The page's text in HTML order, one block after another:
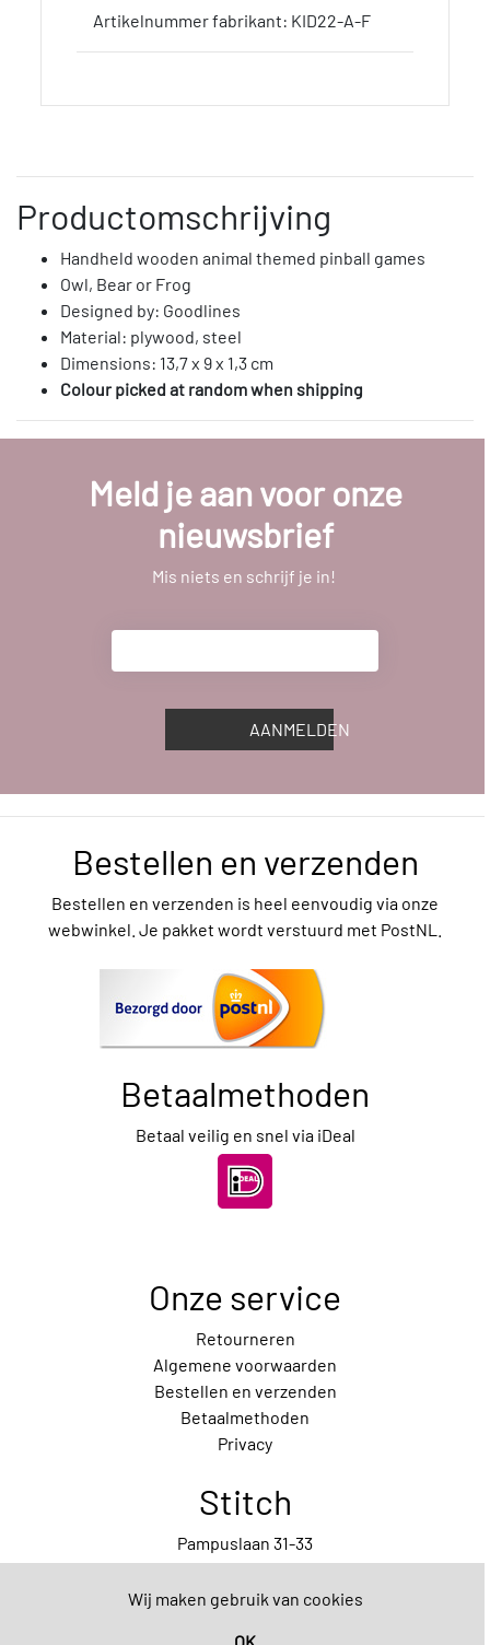
Wij maken gebruik van cookies
Artikelnummer fabrikant: KID22-A-F
Productomschrijving
Handheld wooden animal themed pinball games
Owl, Bear or Frog
Designed by: Goodlines
Material: plywood, steel
Dimensions: 13,7 x 9 x 1,3 cm
Colour picked at random when shipping
Meld je aan voor onze
nieuwsbrief
Mis niets en schrijf je in!
AANMELDEN
Bestellen en verzenden
Bestellen en verzenden is heel eenvoudig via onze
webwinkel. Je pakket wordt verstuurd met PostNL.
Betaalmethoden
Betaal veilig en snel via iDeal
Onze service
Retourneren
Algemene voorwaarden
Bestellen en verzenden
Betaalmethoden
Privacy
Stitch
Pampuslaan 31-33
1087 HP Amsterdam
020-7372029